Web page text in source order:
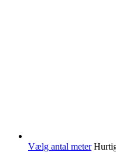
Vælg antal meter